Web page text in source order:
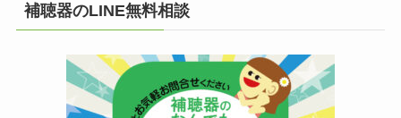
補聴器のLINE無料相談